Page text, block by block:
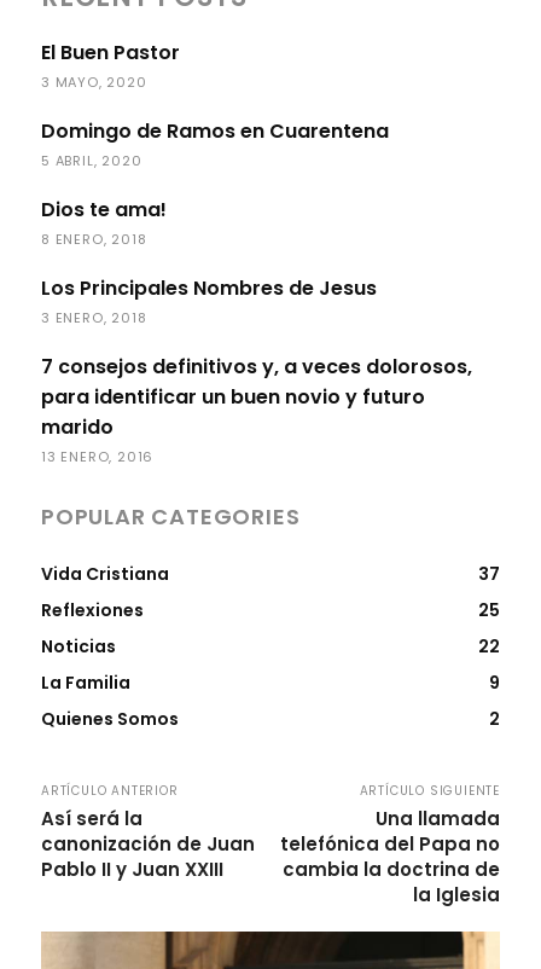
El Buen Pastor
3 MAYO, 2020
Domingo de Ramos en Cuarentena
5 ABRIL, 2020
Dios te ama!
8 ENERO, 2018
Los Principales Nombres de Jesus
3 ENERO, 2018
7 consejos definitivos y, a veces dolorosos,
para identificar un buen novio y futuro
marido
13 ENERO, 2016
POPULAR CATEGORIES
Vida Cristiana
37
Reflexiones
25
Noticias
22
La Familia
9
Quienes Somos
2
ARTÍCULO ANTERIOR
Así será la
canonización de Juan
Pablo II y Juan XXIII
ARTÍCULO SIGUIENTE
Una llamada
telefónica del Papa no
cambia la doctrina de
la Iglesia